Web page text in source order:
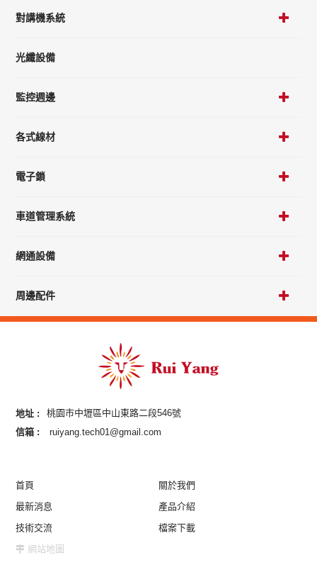
對講機系統
光纖設備
監控週邊
各式線材
電子鎖
車道管理系統
網通設備
周邊配件
地址 :
桃園市中壢區中山東路二段546號
信箱 :
ruiyang.tech01@gmail.com
首頁
關於我們
最新消息
產品介紹
技術交流
檔案下載
網站地圖